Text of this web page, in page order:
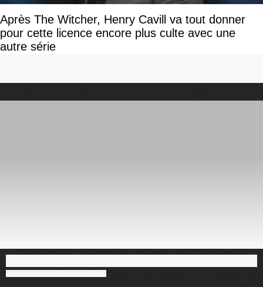
Après The Witcher, Henry Cavill va tout donner
pour cette licence encore plus culte avec une
autre série